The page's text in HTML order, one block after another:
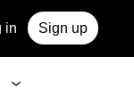
in Sign up